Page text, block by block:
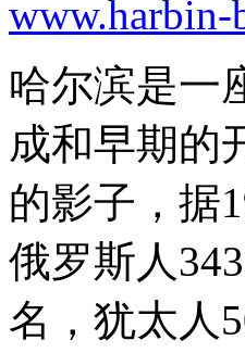
www.harbin-
哈尔滨是一
成和早期的
的影子，据
俄罗斯人
名，犹太人